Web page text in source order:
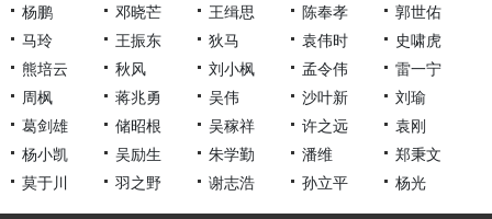
杨鹏
邓晓芒 王缉思 陈奉孝
郭世佑
马玲
王振东 狄马 袁伟时
史啸虎
熊培云
秋风 刘小枫 孟令伟
雷一宁
周枫
蒋兆勇 吴伟 沙叶新
刘瑜
葛剑雄
储昭根 吴稼祥 许之远
袁刚
杨小凯
吴励生 朱学勤 潘维
郑秉文
莫于川
羽之野 谢志浩 孙立平 杨光